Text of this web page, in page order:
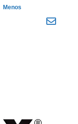
Menos